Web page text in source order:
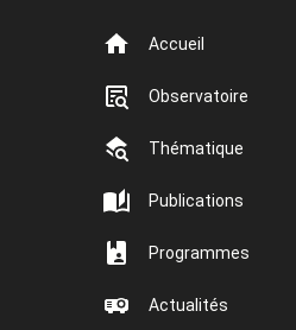
Accueil
Observatoire
Thématique
Publications
Programmes
Actualités